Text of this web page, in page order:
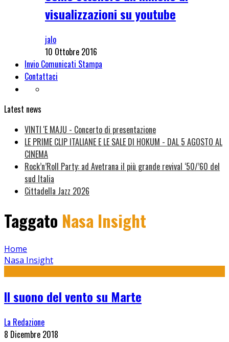
visualizzazioni su youtube
jalo
10 Ottobre 2016
Invio Comunicati Stampa
Contattaci
Latest news
VINTI 'E MAJU - Concerto di presentazione
LE PRIME CLIP ITALIANE E LE SALE DI HOKUM - DAL 5 AGOSTO AL
CINEMA
Rock’n’Roll Party: ad Avetrana il più grande revival ‘50/’60 del
sud Italia
Cittadella Jazz 2026
Taggato Nasa Insight
Home
Nasa Insight
Il suono del vento su Marte
La Redazione
8 Dicembre 2018